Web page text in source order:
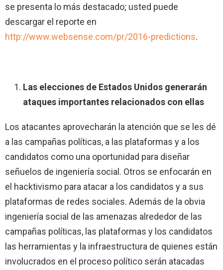
se presenta lo más destacado; usted puede
descargar el reporte en
http://www.websense.com/pr/2016-predictions.
Las elecciones de Estados Unidos generarán
ataques importantes relacionados con ellas
Los atacantes aprovecharán la atención que se les dé
a las campañas políticas, a las plataformas y a los
candidatos como una oportunidad para diseñar
señuelos de ingeniería social. Otros se enfocarán en
el hacktivismo para atacar a los candidatos y a sus
plataformas de redes sociales. Además de la obvia
ingeniería social de las amenazas alrededor de las
campañas políticas, las plataformas y los candidatos
las herramientas y la infraestructura de quienes están
involucrados en el proceso político serán atacadas